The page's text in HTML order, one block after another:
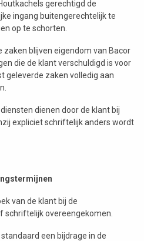
gerechtigd de
ingang buitengerechtelijk te
op te schorten.
zaken blijven eigendom van Bacor
die de klant verschuldigd is voor
geleverde zaken volledig aan
dienen door de klant bij
expliciet schriftelijk anders wordt
van de klant bij de
schriftelijk overeengekomen.
een bijdrage in de